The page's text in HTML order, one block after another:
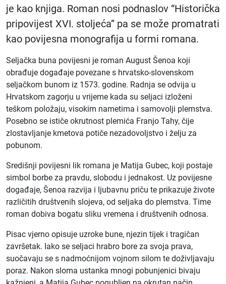
je kao knjiga. Roman nosi podnaslov “Historička
pripovijest XVI. stoljeća” pa se može promatrati
kao povijesna monografija u formi romana.
Seljačka buna povijesni je roman August Šenoa koji
obrađuje događaje povezane s hrvatsko-slovenskom
seljačkom bunom iz 1573. godine. Radnja se odvija u
Hrvatskom zagorju u vrijeme kada su seljaci izloženi
teškom položaju, visokim nametima i samovolji plemstva.
Posebno se ističe okrutnost plemića Franjo Tahy, čije
zlostavljanje kmetova potiče nezadovoljstvo i želju za
pobunom.
Središnji povijesni lik romana je Matija Gubec, koji postaje
simbol borbe za pravdu, slobodu i jednakost. Uz povijesne
događaje, Šenoa razvija i ljubavnu priču te prikazuje živote
različitih društvenih slojeva, od seljaka do plemstva. Time
roman dobiva bogatu sliku vremena i društvenih odnosa.
Pisac vjerno opisuje uzroke bune, njezin tijek i tragičan
završetak. Iako se seljaci hrabro bore za svoja prava,
suočavaju se s nadmoćnijom vojnom silom te doživljavaju
poraz. Nakon sloma ustanka mnogi pobunjenici bivaju